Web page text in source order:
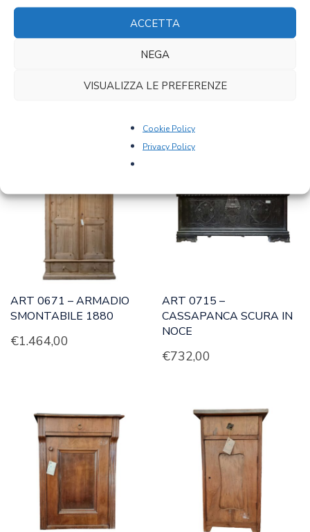
ACCETTA
NEGA
VISUALIZZA LE PREFERENZE
Cookie Policy
Privacy Policy
Alto Adige
Epoca
PRODOTTI CORRELATI
ART 0671 – ARMADIO
SMONTABILE 1880
€1.464,00
ART 0715 –
CASSAPANCA SCURA IN
NOCE
€732,00